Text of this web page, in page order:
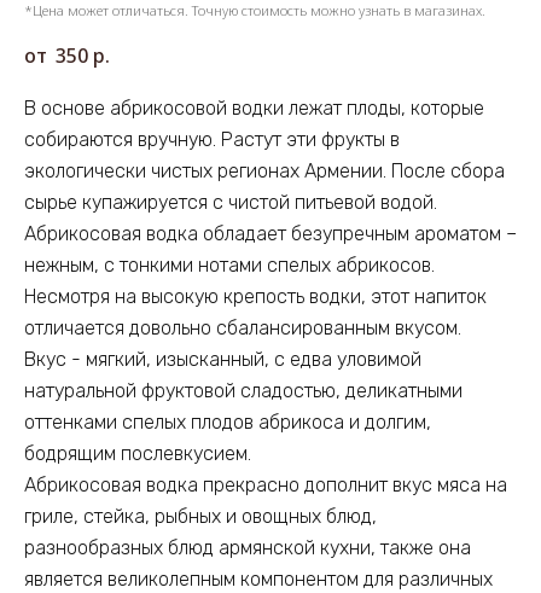
*Цена может отличаться. Точную стоимость можно узнать в магазинах.
350 р.
В основе абрикосовой водки лежат плоды, которые
собираются вручную. Растут эти фрукты в
экологически чистых регионах Армении. После сбора
сырье купажируется с чистой питьевой водой.
Абрикосовая водка обладает безупречным ароматом –
нежным, с тонкими нотами спелых абрикосов.
Несмотря на высокую крепость водки, этот напиток
отличается довольно сбалансированным вкусом.
Вкус - мягкий, изысканный, с едва уловимой
натуральной фруктовой сладостью, деликатными
оттенками спелых плодов абрикоса и долгим,
бодрящим послевкусием.
Абрикосовая водка прекрасно дополнит вкус мяса на
гриле, стейка, рыбных и овощных блюд,
разнообразных блюд армянской кухни, также она
является великолепным компонентом для различных